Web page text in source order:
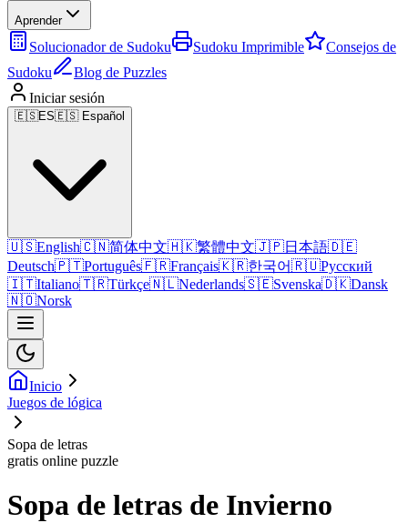
Aprender
Solucionador de Sudoku Sudoku Imprimible
Consejos de
Sudoku
Blog de Puzzles
Iniciar sesión
🇪🇸ES🇪🇸 Español
🇺🇸English🇨🇳简体中文🇭🇰繁體中文🇯🇵日本語🇩🇪
Deutsch🇵🇹Português🇫🇷Français🇰🇷한국어🇷🇺Русский
🇮🇹Italiano🇹🇷Türkçe🇳🇱Nederlands🇸🇪Svenska🇩🇰Dansk
🇳🇴Norsk
Inicio
Juegos de lógica
Sopa de letras
gratis online puzzle
Sopa de letras de Invierno